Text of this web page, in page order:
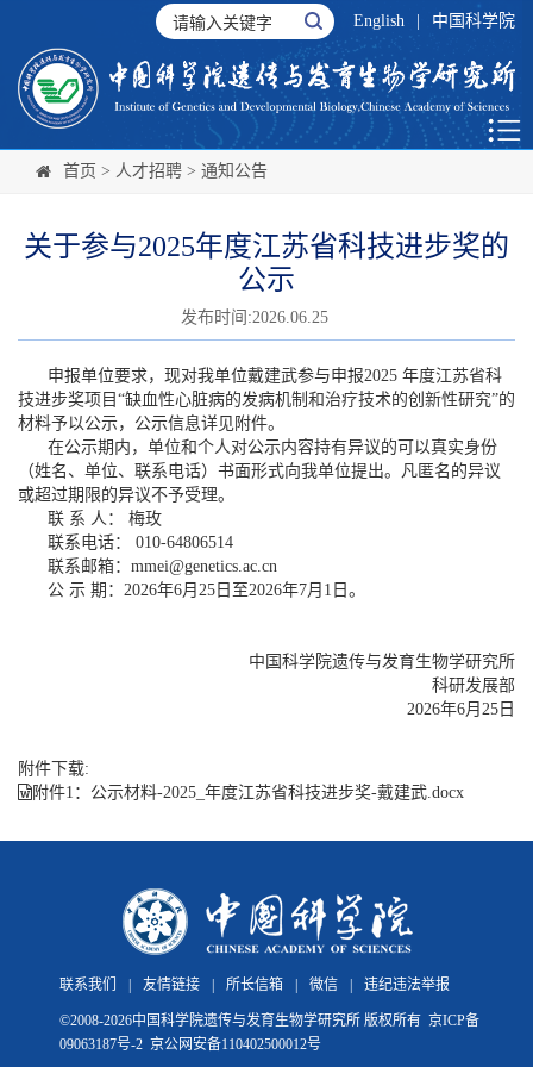
English 中国科学院
首页 > 人才招聘 > 通知公告
关于参与2025年度江苏省科技进步奖的
公示
发布时间:2026.06.25
申报单位要求，现对我单位戴建武参与申报2025 年度江苏省科
技进步奖项目“缺血性心脏病的发病机制和治疗技术的创新性研究”的
材料予以公示，公示信息详见附件。
在公示期内，单位和个人对公示内容持有异议的可以真实身份
（姓名、单位、联系电话）书面形式向我单位提出。凡匿名的异议
或超过期限的异议不予受理。
联 系 人： 梅玫
联系电话： 010-64806514
联系邮箱：mmei@genetics.ac.cn
公 示 期：2026年6月25日至2026年7月1日。
中国科学院遗传与发育生物学研究所
科研发展部
2026年6月25日
附件下载:
附件1：公示材料-2025_年度江苏省科技进步奖-戴建武.docx
联系我们 友情链接 所长信箱 微信 违纪违法举报
©2008-2026中国科学院遗传与发育生物学研究所 版权所有 京ICP备
09063187号-2 京公网安备110402500012号